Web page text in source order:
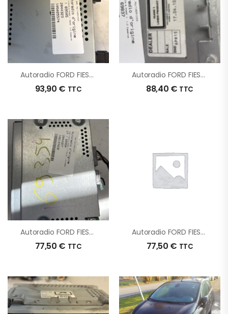
Autoradio FORD FIESTA 6 PHASE 1 D’origine – 2012 – Occasion
93,90 € TTC
Autoradio FORD FIESTA 6 PHASE 1 D’origine – 2010 – Occasion
88,40 € TTC
Autoradio FORD FIESTA 6 PHASE 1 D’origine – 2012 – Occasion
77,50 € TTC
Autoradio FORD FIESTA 6 PHASE 1 D’origine – 2011 – Occasion
77,50 € TTC